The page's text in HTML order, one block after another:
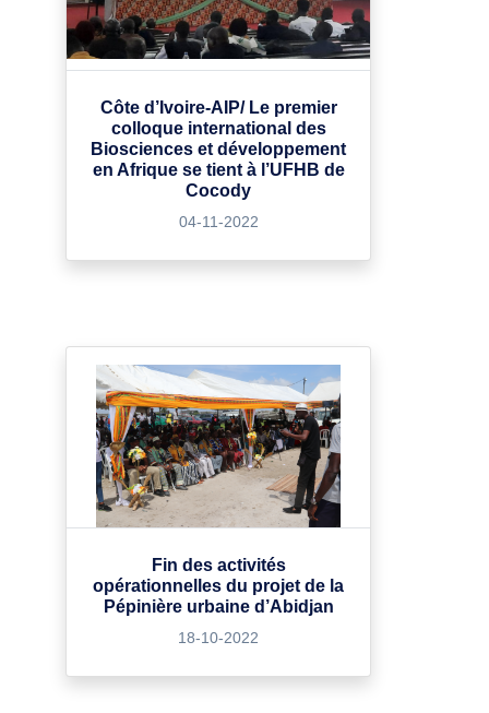
Côte d’Ivoire-AIP/ Le premier
colloque international des
Biosciences et développement
en Afrique se tient à l’UFHB de
Cocody
04-11-2022
Fin des activités
opérationnelles du projet de la
Pépinière urbaine d’Abidjan
18-10-2022